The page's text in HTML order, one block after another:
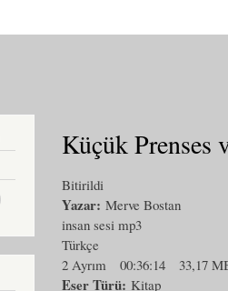
Küçük Prenses
Bitirildi
Yazar: Merve Bostan
insan sesi mp3
Türkçe
2 Ayrım
00:36:14 33,17
Eser Türü: Kitap